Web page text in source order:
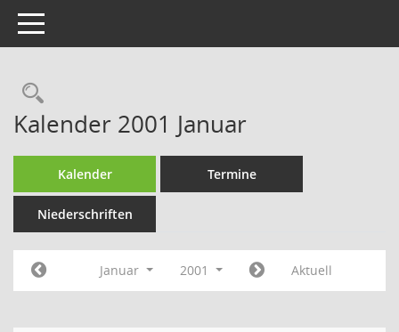
Toggle navigation
Rechercheauswahl
Kalender 2001 Januar
Kalender Termine
Niederschriften
Januar 2001 Aktuell